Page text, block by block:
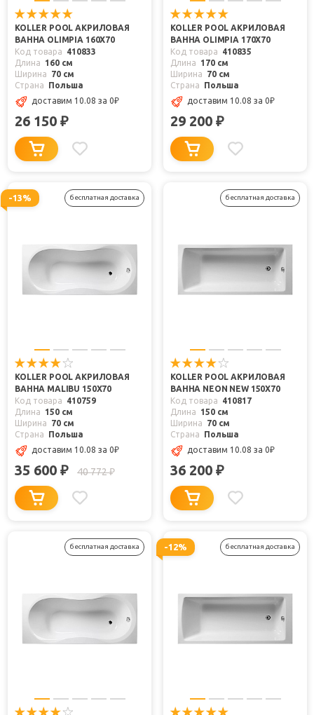
KOLLER POOL АКРИЛОВАЯ
ВАННА OLIMPIA 160X70
Код товара
410833
Длина
160 см
Ширина
70 см
Страна
Польша
доставим 10.08 за 0₽
26 150 ₽
KOLLER POOL АКРИЛОВАЯ
ВАННА OLIMPIA 170X70
Код товара
410835
Длина
170 см
Ширина
70 см
Страна
Польша
доставим 10.08 за 0₽
29 200 ₽
-13% бесплатная доставка
KOLLER POOL АКРИЛОВАЯ
ВАННА MALIBU 150Х70
Код товара
410759
Длина
150 см
Ширина
70 см
Страна
Польша
доставим 10.08 за 0₽
35 600 ₽ 40 772₽
бесплатная доставка
KOLLER POOL АКРИЛОВАЯ
ВАННА NEON NEW 150Х70
Код товара
410817
Длина
150 см
Ширина
70 см
Страна
Польша
доставим 10.08 за 0₽
36 200 ₽
бесплатная доставка -12% бесплатная доставка